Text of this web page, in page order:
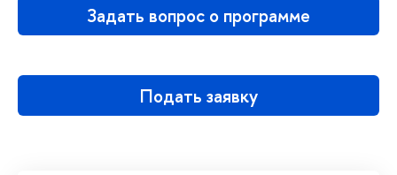
Задать вопрос о программе
Подать заявку